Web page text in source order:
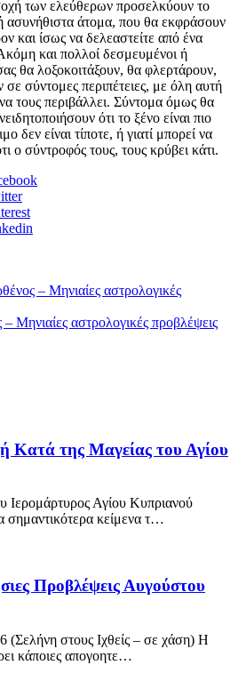
των ελεύθερων προσελκύουν το
ασυνήθιστα άτομα, που θα εκφράσουν
και ίσως να δελεαστείτε από ένα
και πολλοί δεσμευμένοι ή
θα λοξοκοιτάξουν, θα φλερτάρουν,
σύντομες περιπέτειες, με όλη αυτή
τους περιβάλλει. Σύντομα όμως θα
ότι το ξένο είναι πιο
δεν είναι τίποτε, ή γιατί μπορεί να
ο σύντροφός τους, τους κρύβει κάτι.
– Μηνιαίες αστρολογικές
– Μηνιαίες αστρολογικές προβλέψεις
Κατά της Μαγείας του Αγίου
Αγίου Κυπριανού
σημαντικότερα κείμενα τ…
Προβλέψεις Αυγούστου
(Σελήνη στους Ιχθείς – σε χάση) Η
κάποιες απογοητε…